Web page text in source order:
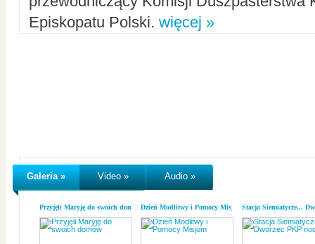
Episkopatu Polski. więcej »
Galeria » Video » Audio »
Przyjęli Maryję do swoich domówDzień Modlitwy i Pomocy MisjomStacja Siemiatycze...